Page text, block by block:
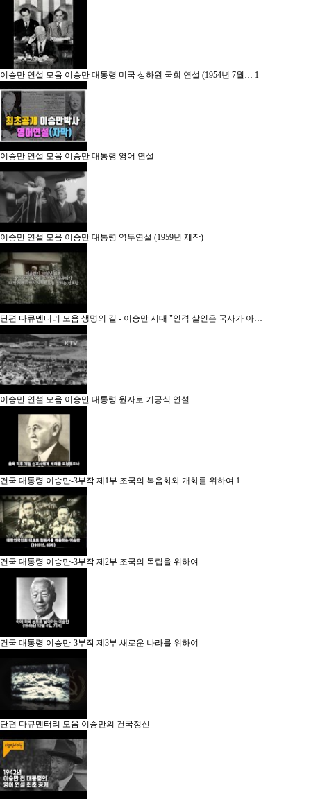
이승만 연설 모음 이승만 대통령 미국 상하원 국회 연설 (1954년 7월… 1
이승만 연설 모음 이승만 대통령 영어 연설
이승만 연설 모음 이승만 대통령 역두연설 (1959년 제작)
단편 다큐멘터리 모음 생명의 길 - 이승만 시대 "인격 살인은 국사가 아…
이승만 연설 모음 이승만 대통령 원자로 기공식 연설
건국 대통령 이승만-3부작 제1부 조국의 복음화와 개화를 위하여 1
건국 대통령 이승만-3부작 제2부 조국의 독립을 위하여
건국 대통령 이승만-3부작 제3부 새로운 나라를 위하여
단편 다큐멘터리 모음 이승만의 건국정신